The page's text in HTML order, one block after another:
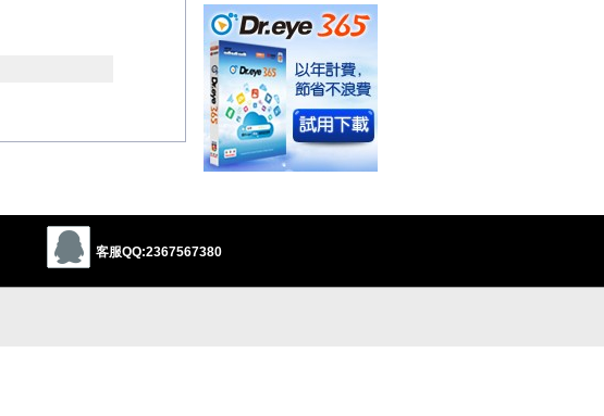
客服QQ:2367567380